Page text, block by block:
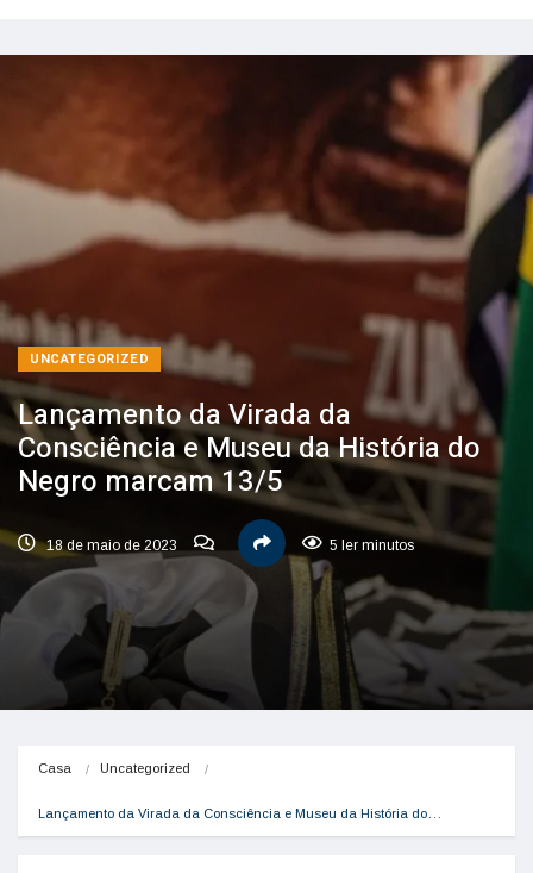
UNCATEGORIZED
Lançamento da Virada da
Consciência e Museu da História do
Negro marcam 13/5
18 de maio de 2023 5 ler minutos
Casa Uncategorized
Lançamento da Virada da Consciência e Museu da História do…